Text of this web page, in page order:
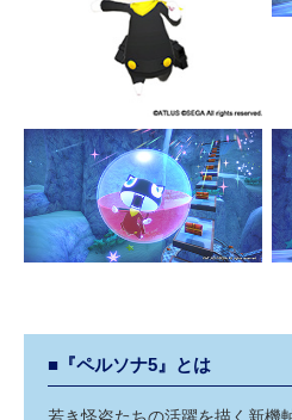
■『ペルソナ5』とは
若き怪盗たちの活躍を描く新機